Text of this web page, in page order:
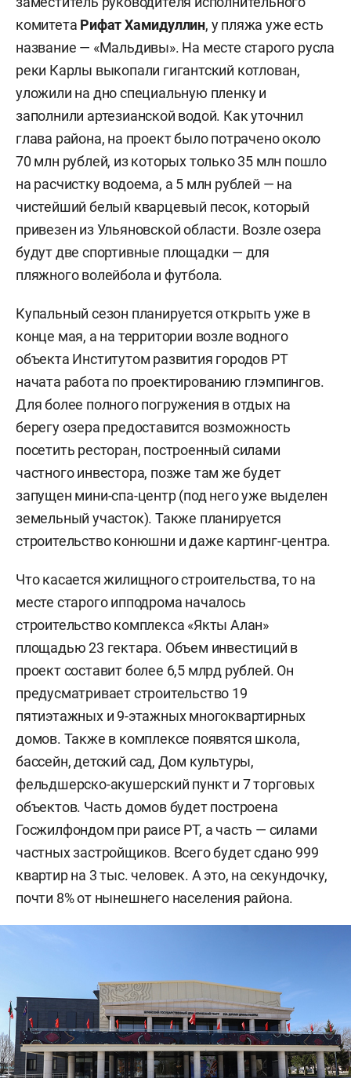
комитета Рифат Хамидуллин, у пляжа уже есть
название — «Мальдивы». На месте старого русла
реки Карлы выкопали гигантский котлован,
уложили на дно специальную пленку и
заполнили артезианской водой. Как уточнил
глава района, на проект было потрачено около
70 млн рублей, из которых только 35 млн пошло
на расчистку водоема, а 5 млн рублей — на
чистейший белый кварцевый песок, который
привезен из Ульяновской области. Возле озера
будут две спортивные площадки — для
пляжного волейбола и футбола.
Купальный сезон планируется открыть уже в
конце мая, а на территории возле водного
объекта Институтом развития городов РТ
начата работа по проектированию глэмпингов.
Для более полного погружения в отдых на
берегу озера предоставится возможность
посетить ресторан, построенный силами
частного инвестора, позже там же будет
запущен мини-спа-центр (под него уже выделен
земельный участок). Также планируется
строительство конюшни и даже картинг-центра.
Что касается жилищного строительства, то на
месте старого ипподрома началось
строительство комплекса «Якты Алан»
площадью 23 гектара. Объем инвестиций в
проект составит более 6,5 млрд рублей. Он
предусматривает строительство 19
пятиэтажных и 9-этажных многоквартирных
домов. Также в комплексе появятся школа,
бассейн, детский сад, Дом культуры,
фельдшерско-акушерский пункт и 7 торговых
объектов. Часть домов будет построена
Госжилфондом при раисе РТ, а часть — силами
частных застройщиков. Всего будет сдано 999
квартир на 3 тыс. человек. А это, на секундочку,
почти 8% от нынешнего населения района.